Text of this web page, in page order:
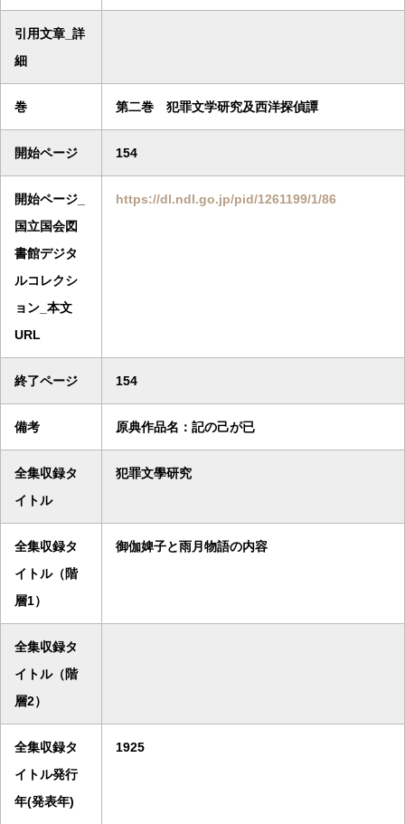
引用文章_詳
細
巻 第二巻 犯罪文学研究及西洋探偵譚
開始ページ 154
開始ページ_
国立国会図
書館デジタ
ルコレクシ
ョン_本文
URL
https://dl.ndl.go.jp/pid/1261199/1/86
終了ページ 154
備考 原典作品名：記の己が已
全集収録タ
イトル
犯罪文學研究
全集収録タ
イトル（階
層1）
御伽婢子と雨月物語の内容
全集収録タ
イトル（階
層2）
全集収録タ
イトル発行
年(発表年)
1925